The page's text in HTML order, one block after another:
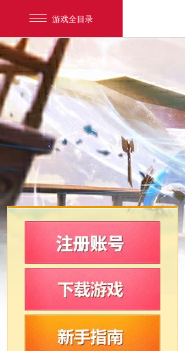
游戏全目录
网易游戏
游戏爱好者
我的足迹： 新飞飞